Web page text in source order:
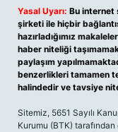
Yasal Uyarı: Bu internet
şirketi ile hiçbir
hazırladığımız
haber niteliği
paylaşım
benzerlikleri tamamen
halindedir ve tavsiye
Sitemiz, 5651 Sayılı
Kurumu (BTK)